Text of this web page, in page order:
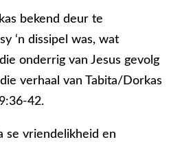
bekend deur te
‘n dissipel was, wat
onderrig van Jesus gevolg
verhaal van Tabita/Dorkas
42.
se vriendelikheid en